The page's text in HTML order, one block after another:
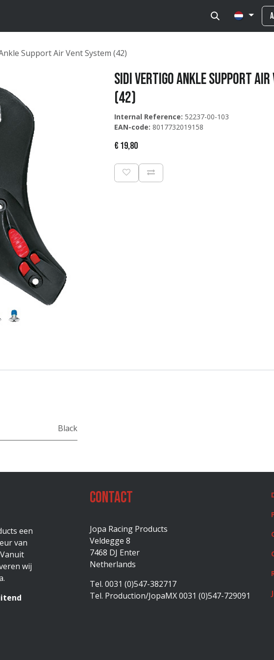
Support Air Vent System (42)
Sidi Vertigo Ankle Support Air
(42)
Internal Reference: 52237-00-103
EAN-code: 8017732019158
€ 19,80
Black
een
van
wij
Contact
Jopa Racing Products
Veldegge 8
7468 DJ Enter
Netherlands
Tel. 0031 (0)547-382717
Tel. Production/JopaMX 0031 (0)547-729091